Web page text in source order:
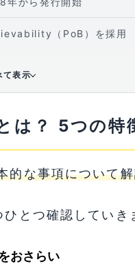
（PoB）を採用
深い
て表示
は？ 5つの特
的な事項について
とつ確認していき
おさらい